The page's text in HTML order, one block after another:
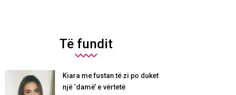
Të fundit
Kiara me fustan të zi po duket
një ‘damë’ e vërtetë